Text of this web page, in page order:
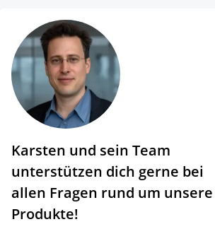
Karsten und sein Team
unterstützen dich gerne bei
allen Fragen rund um unsere
Produkte!